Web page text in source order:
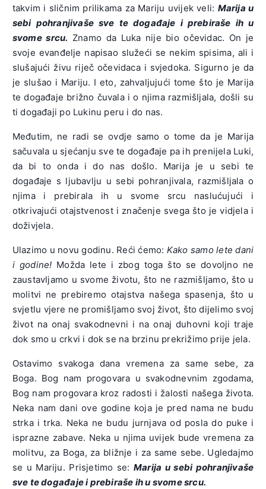
takvim i sličnim prilikama za Mariju uvijek veli: Marija u
sebi pohranjivaše sve te događaje i prebiraše ih u
svome srcu. Znamo da Luka nije bio očevidac. On je
svoje evanđelje napisao služeći se nekim spisima, ali i
slušajući živu riječ očevidaca i svjedoka. Sigurno je da
je slušao i Mariju. I eto, zahvaljujući tome što je Marija
te događaje brižno čuvala i o njima razmišljala, došli su
ti događaji po Lukinu peru i do nas.
Međutim, ne radi se ovdje samo o tome da je Marija
sačuvala u sjećanju sve te događaje pa ih prenijela Luki,
da bi to onda i do nas došlo. Marija je u sebi te
događaje s ljubavlju u sebi pohranjivala, razmišljala o
njima i prebirala ih u svome srcu naslućujući i
otkrivajući otajstvenost i značenje svega što je vidjela i
doživjela.
Ulazimo u novu godinu. Reći ćemo: Kako samo lete dani
i godine! Možda lete i zbog toga što se dovoljno ne
zaustavljamo u svome životu, što ne razmišljamo, što u
molitvi ne prebiremo otajstva našega spasenja, što u
svjetlu vjere ne promišljamo svoj život, što dijelimo svoj
život na onaj svakodnevni i na onaj duhovni koji traje
dok smo u crkvi i dok se na brzinu prekrižimo prije jela.
Ostavimo svakoga dana vremena za same sebe, za
Boga. Bog nam progovara u svakodnevnim zgodama,
Bog nam progovara kroz radosti i žalosti našega života.
Neka nam dani ove godine koja je pred nama ne budu
strka i trka. Neka ne budu jurnjava od posla do puke i
isprazne zabave. Neka u njima uvijek bude vremena za
molitvu, za Boga, za bližnje i za same sebe. Ugledajmo
se u Mariju. Prisjetimo se: Marija u sebi pohranjivaše
sve te događaje i prebiraše ih u svome srcu.